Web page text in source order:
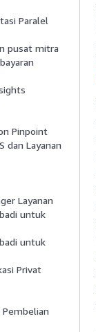
Paralel
pusat mitra
Pinpoint
dan Layanan
Layanan
untuk
untuk
Privat
Pembelian